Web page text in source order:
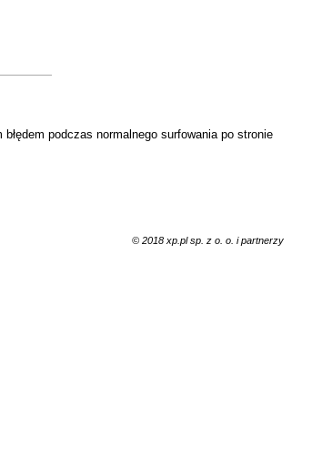
podczas normalnego surfowania po stronie
© 2018 xp.pl sp. z o. o. i partnerzy